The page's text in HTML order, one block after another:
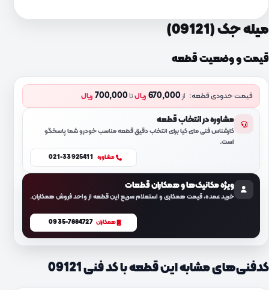
میله جک (09121)
قیمت و وضعیت قطعه
قیمت حدودی قطعه: از670,000 ریالتا700,000 ریال
مشاوره در انتخاب قطعه
کارشناس فنی مای کیا برای انتخاب دقیق قطعه مناسب خودرو شما پاسخگو
است.
مشاوره 021-33925411
ویژه مکانیک‌ها و همکاران قطعات
خرید عمده، قیمت همکاری و استعلام سریع این قطعه از واحد فروش همکاران.
همکاران 0935-7884727
کدفنی‌های مشابه این قطعه با کد فنی 09121